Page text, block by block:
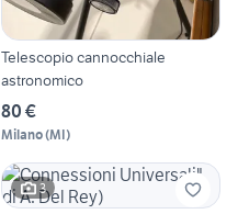
Telescopio cannocchiale
astronomico
80 €
Milano(MI)
3